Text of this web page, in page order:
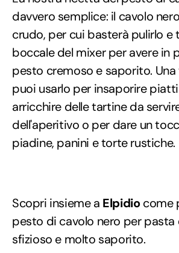
davvero semplice: il cavolo
crudo, per cui basterà pulirlo e
boccale del mixer per avere in
pesto cremoso e saporito.
puoi usarlo per insaporire
arricchire delle tartine da
dell'aperitivo o per dare un
piadine, panini e torte rustiche.
Scopri insieme a Elpidiocome
pesto di cavolo nero per
sfizioso e molto saporito.